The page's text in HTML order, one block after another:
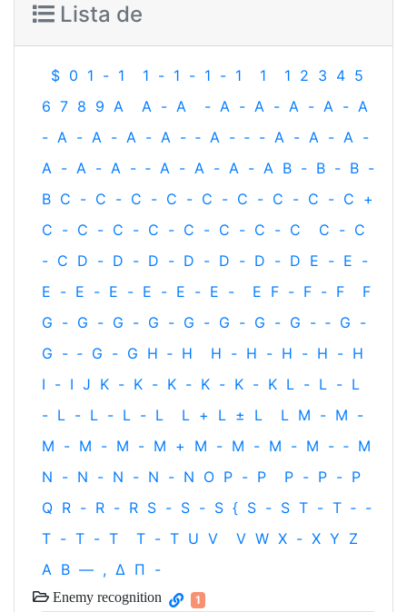
Lista de
$ 0 1 - 1 1 - 1 - 1 - 1 1 1 2 3 4 5
6 7 8 9 A A - A - A - A - A - A - A
- A - A - A - A - ‐ A - ‐ - A - A - A -
A - A - A - ‐ A - A - A - A B - B - B -
B C - C - C - C - C - C - C - C - C +
C - C - C - C - C - C - C - C C - C
- C D - D - D - D - D - D - D E - E -
E - E - E - E - E - E - E F - F - F
F
G - G - G - G - G - G - G - G - ‐ G -
G - ‐ G - G H ‐ H H - H - H - H - H
I - I J K - K - K - K - K - K L - L - L
- L - L - L - L L + L ± L L M - M -
M - M - M - M + M - M - M - M - ‐ M
N - N - N - N - N O P - P P - P - P
Q R - R - R S - S - S { S - S T - T ‐ -
T - T - T T - T U V V W X - X Y Z
Α Β — , Δ Π -
Enemy recognition 1